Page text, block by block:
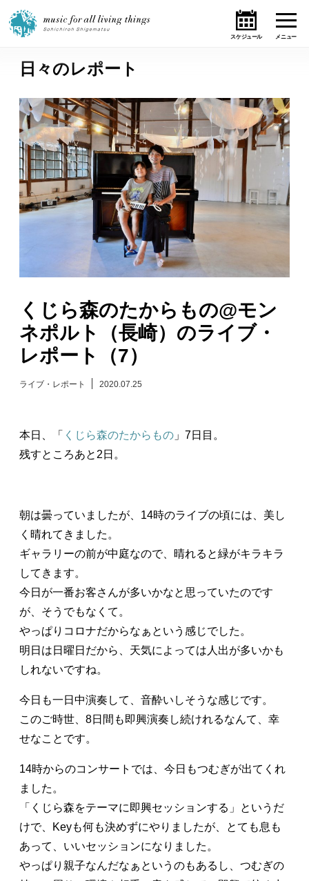
ホーム
ニュース
テーマ
ライブ・スケジュール
オンライン・ショップ
日々のレポート
演奏依頼
日々のレポート
くじら森のたからもの@モン
ネポルト（長崎）のライブ・
レポート（7）
ライブ・レポート 2020.07.25
本日、「 くじら森のたからもの 」7日目。
残すところあと2日。
朝は曇っていましたが、14時のライブの頃には、美し
く晴れてきました。
ギャラリーの前が中庭なので、晴れると緑がキラキラ
してきます。
今日が一番お客さんが多いかなと思っていたのです
が、そうでもなくて。
やっぱりコロナだからなぁという感じでした。
明日は日曜日だから、天気によっては人出が多いかも
しれないですね。
今日も一日中演奏して、音酔いしそうな感じです。
このご時世、8日間も即興演奏し続けれるなんて、幸
せなことです。
14時からのコンサートでは、今日もつむぎが出てくれ
ました。
「くじら森をテーマに即興セッションする」というだ
けで、Keyも何も決めずにやりましたが、とても息も
あって、いいセッションになりました。
やっぱり親子なんだなぁというのもあるし、つむぎの